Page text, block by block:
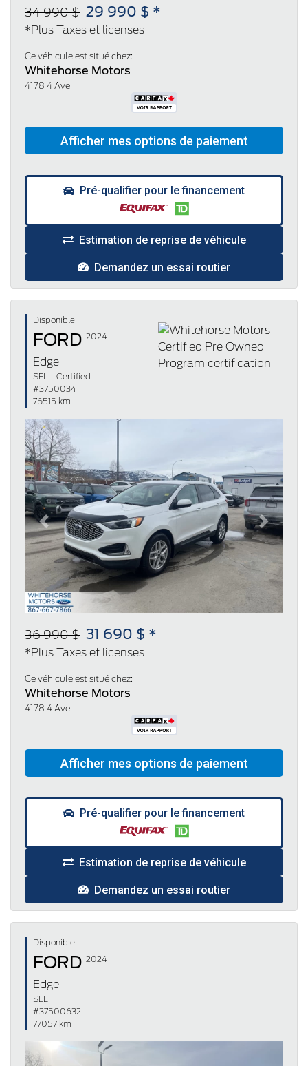
34 990 $ 29 990 $ *
*Plus Taxes et licenses
Ce véhicule est situé chez:
Whitehorse Motors
4178 4 Ave
Pré-qualifier pour le financement
Estimation de reprise de véhicule
Demandez un essai routier
Disponible
FORD 2024
Edge
SEL - Certified
#37500341
76515 km
Previous Next
36 990 $ 31 690 $ *
*Plus Taxes et licenses
Ce véhicule est situé chez:
Whitehorse Motors
4178 4 Ave
Pré-qualifier pour le financement
Estimation de reprise de véhicule
Demandez un essai routier
Disponible
FORD 2024
Edge
SEL
#37500632
77057 km